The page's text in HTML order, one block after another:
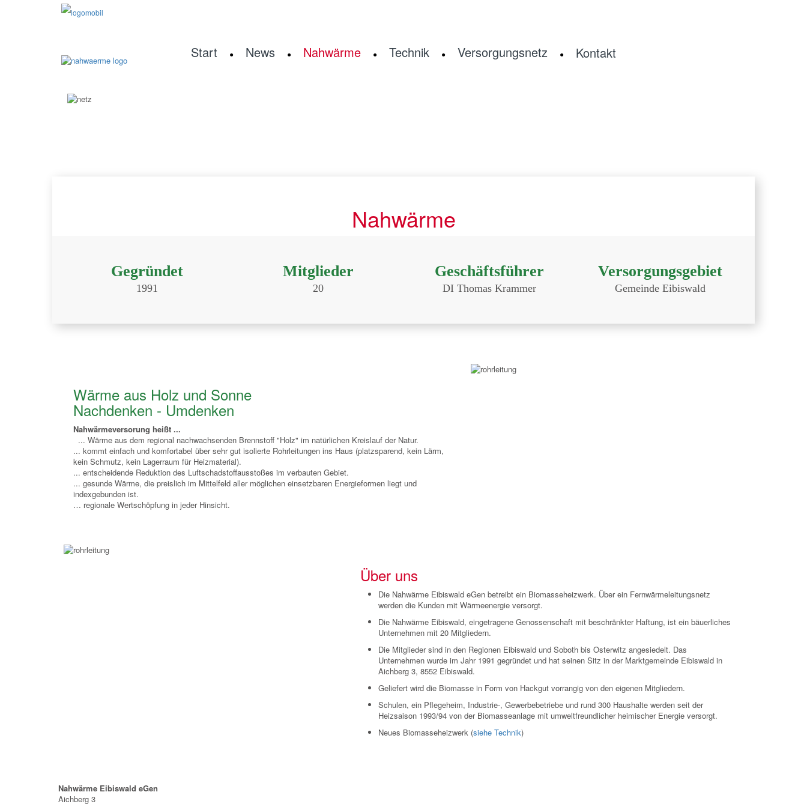
Start News Nahwärme Technik Versorgungsnetz Kontakt
Nahwärme
Gegründet
1991
Mitglieder
20
Geschäftsführer
DI Thomas Krammer
Versorgungsgebiet
Gemeinde Eibiswald
Wärme aus Holz und Sonne
Nachdenken - Umdenken
Nahwärmeversorung heißt ...
... Wärme aus dem regional nachwachsenden Brennstoff "Holz" im natürlichen Kreislauf der Natur.
... kommt einfach und komfortabel über sehr gut isolierte Rohrleitungen ins Haus (platzsparend, kein Lärm,
kein Schmutz, kein Lagerraum für Heizmaterial).
... entscheidende Reduktion des Luftschadstoffausstoßes im verbauten Gebiet.
... gesunde Wärme, die preislich im Mittelfeld aller möglichen einsetzbaren Energieformen liegt und
indexgebunden ist.
… regionale Wertschöpfung in jeder Hinsicht.
Über uns
Die Nahwärme Eibiswald eGen betreibt ein Biomasseheizwerk. Über ein Fernwärmeleitungsnetz
werden die Kunden mit Wärmeenergie versorgt.
Die Nahwärme Eibiswald, eingetragene Genossenschaft mit beschränkter Haftung, ist ein bäuerliches
Unternehmen mit 20 Mitgliedern.
Die Mitglieder sind in den Regionen Eibiswald und Soboth bis Osterwitz angesiedelt. Das
Unternehmen wurde im Jahr 1991 gegründet und hat seinen Sitz in der Marktgemeinde Eibiswald in
Aichberg 3, 8552 Eibiswald.
Geliefert wird die Biomasse in Form von Hackgut vorrangig von den eigenen Mitgliedern.
Schulen, ein Pflegeheim, Industrie-, Gewerbebetriebe und rund 300 Haushalte werden seit der
Heizsaison 1993/94 von der Biomasseanlage mit umweltfreundlicher heimischer Energie versorgt.
Neues Biomasseheizwerk (siehe Technik)
Nahwärme Eibiswald eGen
Aichberg 3